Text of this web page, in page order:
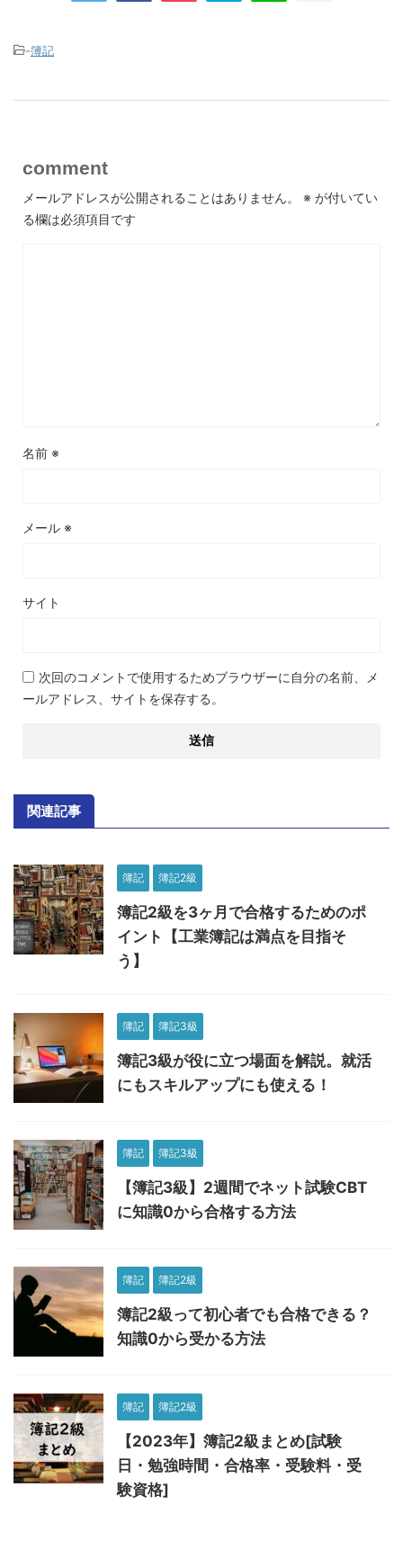
-簿記
comment
メールアドレスが公開されることはありません。 ※ が付いてい
る欄は必須項目です
名前 ※
メール ※
サイト
次回のコメントで使用するためブラウザーに自分の名前、メ
ールアドレス、サイトを保存する。
関連記事
簿記 簿記2級
簿記2級を3ヶ月で合格するためのポ
イント【工業簿記は満点を目指そ
う】
簿記 簿記3級
簿記3級が役に立つ場面を解説。就活
にもスキルアップにも使える！
簿記 簿記3級
【簿記3級】2週間でネット試験CBT
に知識0から合格する方法
簿記 簿記2級
簿記2級って初心者でも合格できる？
知識0から受かる方法
簿記 簿記2級
【2023年】簿記2級まとめ[試験
日・勉強時間・合格率・受験料・受
験資格]